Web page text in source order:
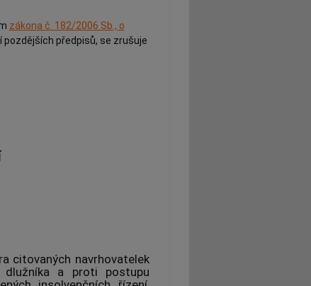
zákona č. 182/2006 Sb., o
pozdějších předpisů, se zrušuje
citovaných navrhovatelek
a proti postupu